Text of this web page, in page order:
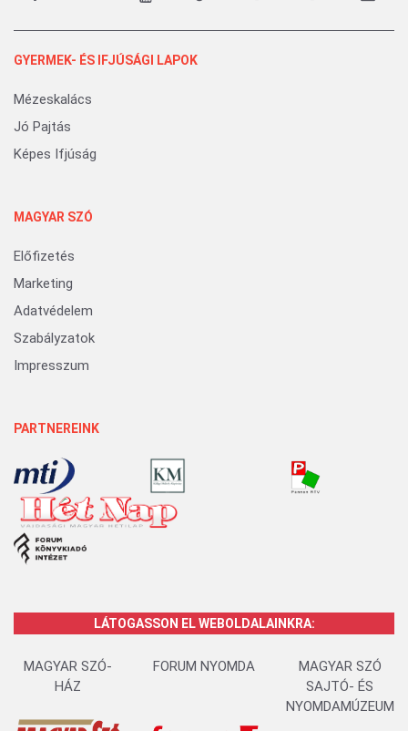
GYERMEK- ÉS IFJÚSÁGI LAPOK
Mézeskalács
Jó Pajtás
Képes Ifjúság
MAGYAR SZÓ
Előfizetés
Marketing
Adatvédelem
Szabályzatok
Impresszum
PARTNEREINK
LÁTOGASSON EL WEBOLDALAINKRA:
MAGYAR SZÓ-
HÁZ
FORUM NYOMDA
MAGYAR SZÓ
SAJTÓ- ÉS
NYOMDAMÚZEUM